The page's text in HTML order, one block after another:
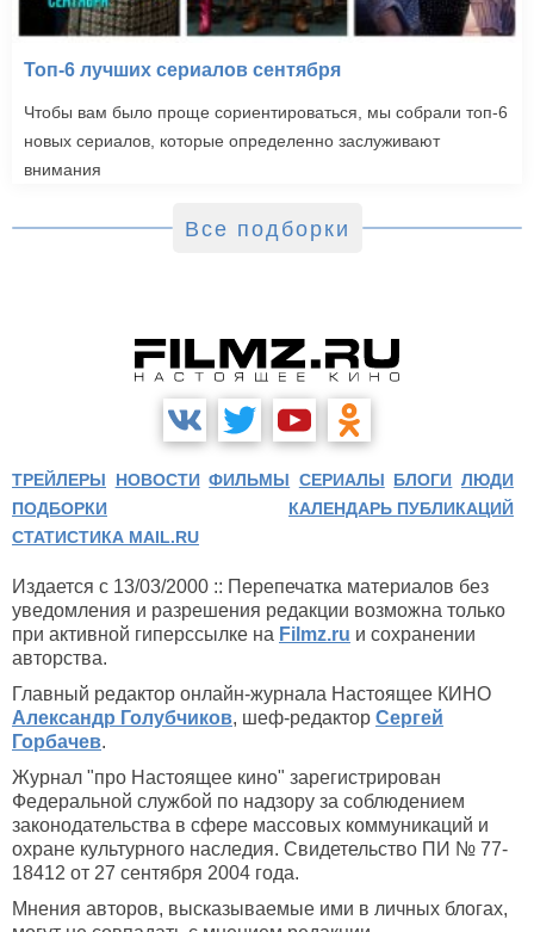
Топ-6 лучших сериалов сентября
Чтобы вам было проще сориентироваться, мы собрали топ-6
новых сериалов, которые определенно заслуживают
внимания
Все подборки
ТРЕЙЛЕРЫ НОВОСТИ ФИЛЬМЫ СЕРИАЛЫ БЛОГИ ЛЮДИ
ПОДБОРКИ
КАЛЕНДАРЬ ПУБЛИКАЦИЙ
СТАТИСТИКА MAIL.RU
Издается с 13/03/2000 :: Перепечатка материалов без
уведомления и разрешения редакции возможна только
при активной гиперссылке на Filmz.ru и сохранении
авторства.
Главный редактор онлайн-журнала Настоящее КИНО
Александр Голубчиков, шеф-редактор Сергей
Горбачев.
Журнал "про Настоящее кино" зарегистрирован
Федеральной службой по надзору за соблюдением
законодательства в сфере массовых коммуникаций и
охране культурного наследия. Свидетельство ПИ № 77-
18412 от 27 сентября 2004 года.
Мнения авторов, высказываемые ими в личных блогах,